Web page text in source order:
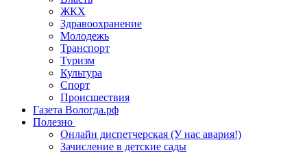
ЖКХ
Здравоохранение
Молодежь
Транспорт
Туризм
Культура
Спорт
Происшествия
Газета Вологда.рф
Полезно
Онлайн диспетчерская (У нас авария!)
Зачисление в детские сады